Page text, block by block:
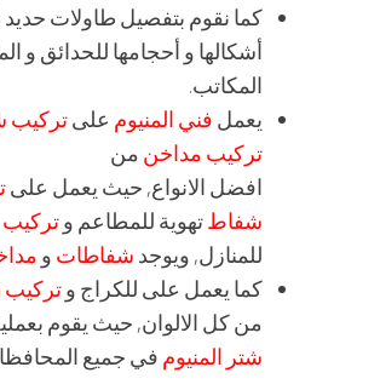
كما نقوم بتفصيل طاولات حديد
أشكالها و أحجامها للحدائق و
المكاتب.
يعمل فني المنيوم علىتركيب
تركيب مداخن من
افضل الانواع, حيث يعمل على
شفاطتهوية للمطاعم و
للمنازل, ويوجد شفاطات و
كما يعمل على للكراج و
من كل الالوان, حيث يقوم
شتر المنيوم في جميع